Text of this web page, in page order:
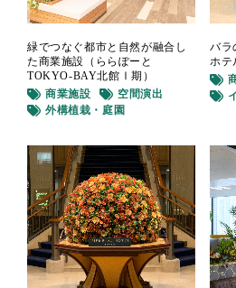
緑でつなぐ都市と自然が融合し
た商業施設（ららぽーと
TOKYO-BAY北館Ⅰ期）
商業施設
空間演出
外構植栽・庭園
バラ
ホテ